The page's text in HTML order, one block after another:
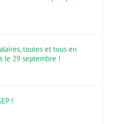
le 29 septembre !